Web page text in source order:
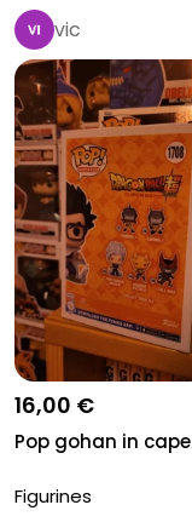
vic
16,00 €
Pop gohan in cape
Figurines